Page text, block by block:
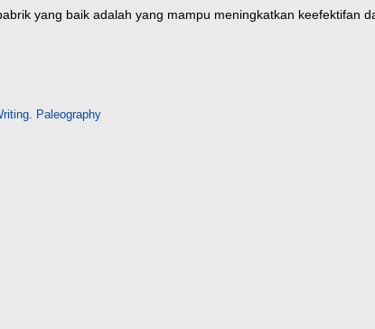
yang baik adalah yang mampu meningkatkan keefektifan
Paleography